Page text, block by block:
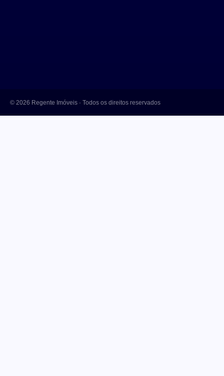
© 2026 Regente Imóveis · Todos os direitos reservados